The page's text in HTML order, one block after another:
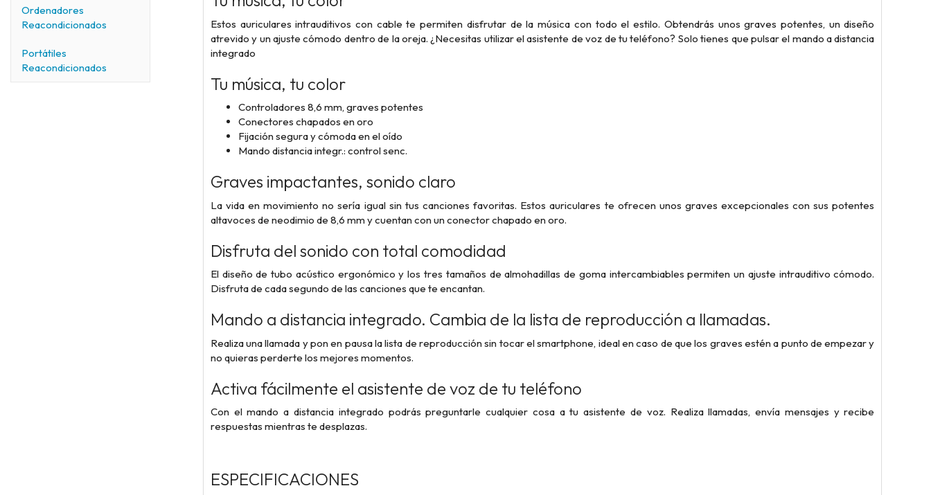
Ordenadores
Reacondicionados
Portátiles
Reacondicionados
Estos auriculares intrauditivos con cable te permiten disfrutar de la música con todo el estilo. Obtendrás unos graves potentes, un diseño
atrevido y un ajuste cómodo dentro de la oreja. ¿Necesitas utilizar el asistente de voz de tu teléfono? Solo tienes que pulsar el mando a distancia
integrado
Tu música, tu color
Controladores 8,6 mm, graves potentes
Conectores chapados en oro
Fijación segura y cómoda en el oído
Mando distancia integr.: control senc.
Graves impactantes, sonido claro
La vida en movimiento no sería igual sin tus canciones favoritas. Estos auriculares te ofrecen unos graves excepcionales con sus potentes
altavoces de neodimio de 8,6 mm y cuentan con un conector chapado en oro.
Disfruta del sonido con total comodidad
El diseño de tubo acústico ergonómico y los tres tamaños de almohadillas de goma intercambiables permiten un ajuste intrauditivo cómodo.
Disfruta de cada segundo de las canciones que te encantan.
Mando a distancia integrado. Cambia de la lista de reproducción a llamadas.
Realiza una llamada y pon en pausa la lista de reproducción sin tocar el smartphone, ideal en caso de que los graves estén a punto de empezar y
no quieras perderte los mejores momentos.
Activa fácilmente el asistente de voz de tu teléfono
Con el mando a distancia integrado podrás preguntarle cualquier cosa a tu asistente de voz. Realiza llamadas, envía mensajes y recibe
respuestas mientras te desplazas.
ESPECIFICACIONES